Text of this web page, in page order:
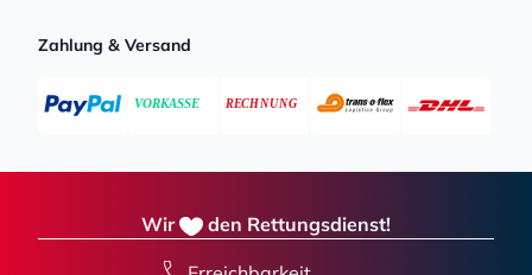
Zahlung & Versand
Wir den Rettungsdienst!